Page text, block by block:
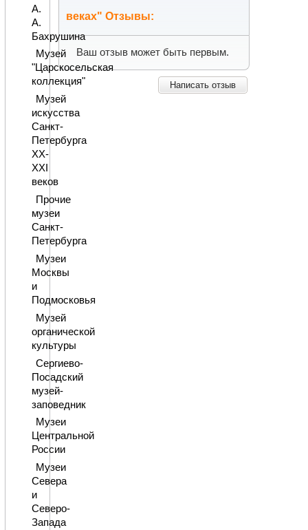
веках" Отзывы:
Ваш отзыв может быть первым.
Написать отзыв
А.
А.
Бахрушина
Музей
"Царскосельская
коллекция"
Музей
искусства
Санкт-
Петербурга
XX-
XXI
веков
Прочие
музеи
Санкт-
Петербурга
Музеи
Москвы
и
Подмосковья
Музей
органической
культуры
Сергиево-
Посадский
музей-
заповедник
Музеи
Центральной
России
Музеи
Севера
и
Северо-
Запада